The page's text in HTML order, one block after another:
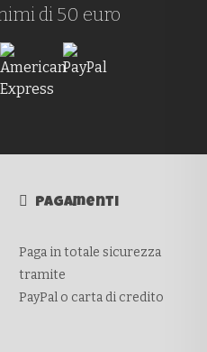
di 50 euro
Pagamenti
Paga in totale sicurezza
tramite
PayPal o carta di credito